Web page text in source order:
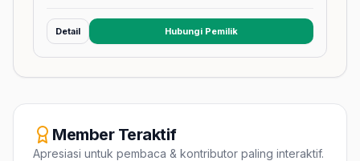
Detail Hubungi Pemilik(membuka tab baru)
Member Teraktif
Apresiasi untuk pembaca & kontributor paling interaktif.